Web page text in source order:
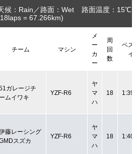
候：Rain 路面：Wet
路面温度：15℃
= 67.266km)
チーム マシン
メ
ー
カ
ー
周
回
数
ベス
イ
ガレージチ
ームイワキ
YZF-R6
ヤ
マ
ハ
18
藤レーシング
スズカ
YZF-R6
ヤ
マ
ハ
18